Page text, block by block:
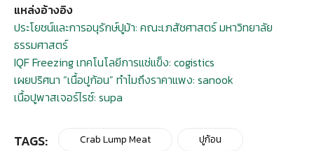
แหล่งอ้างอิง
ประโยชน์และการอนุรักษ์ปูม้า: คณะเภสัชศาสตร์ มหาวิทยาลัย
ธรรมศาสตร์
IQF Freezing เทคโนโลยีการแช่แข็ง: cogistics
เผยปริศนา “เนื้อปูก้อน” ทำไมถึงราคาแพง: sanook
เนื้อปูพาสเจอร์ไรซ์: supa
TAGS: Crab Lump Meat ปูก้อน